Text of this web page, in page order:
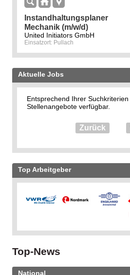
Instandhaltungsplaner
Mechanik (m/w/d)
United Initiators GmbH
Einsatzort: Pullach
Aktuelle Jobs
Entsprechend Ihrer
Stellenangebote verfügbar.
Zurück
Top Arbeitgeber
Top-News
National